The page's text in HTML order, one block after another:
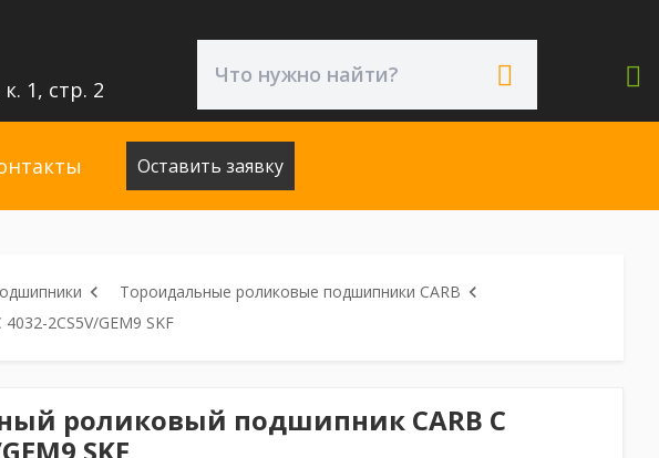
1, стр. 2
Оставить заявку
Тороидальные роликовые подшипники CARB
2CS5V/GEM9 SKF
роликовый подшипник CARB C